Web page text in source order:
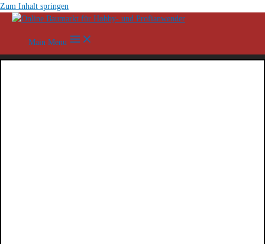
Zum Inhalt springen
Main Menu